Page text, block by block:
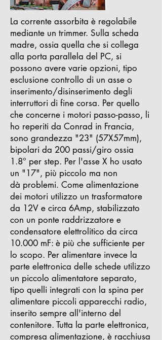
La corrente assorbita è regolabile
mediante un trimmer. Sulla scheda
madre, ossia quella che si collega
alla porta parallela del PC, si
possono avere varie opzioni, tipo
esclusione controllo di un asse o
inserimento/disinserimento degli
interruttori di fine corsa. Per quello
che concerne i motori passo-passo, li
ho reperiti da Conrad in Francia,
sono grandezza "23" (57X57mm),
bipolari da 200 passi/giro ossia
1.8° per step. Per l'asse X ho usato
un "17", più piccolo ma non
dà problemi. Come alimentazione
dei motori utilizzo un trasformatore
da 12V e circa 6Amp, stabilizzato
con un ponte raddrizzatore e
condensatore elettrolitico da circa
10.000 mF: è più che sufficiente per
lo scopo. Per alimentare invece la
parte elettronica delle schede utilizzo
un piccolo alimentatore separato,
tipo quelli integrati con la spina per
alimentare piccoli apparecchi radio,
inserito sempre all'interno del
contenitore. Tutta la parte elettronica,
compresa alimentazione, è racchiusa